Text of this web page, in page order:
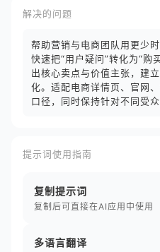
解决的问题
帮助营销与电商团队用更少
快速把“用户疑问”转化为“购
出核心卖点与价值主张，建
化。适配电商详情页、官网
口径，同时保持针对不同受
提示词使用指南
复制提示词
复制后可直接在AI应用中使用
多语言翻译